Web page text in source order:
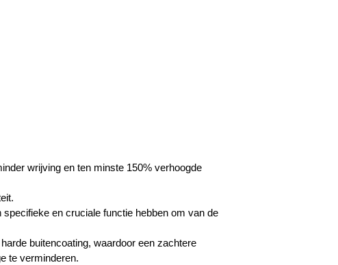
wrijving en ten minste 150% verhoogde
en cruciale functie hebben om van de
buitencoating, waardoor een zachtere
te verminderen.